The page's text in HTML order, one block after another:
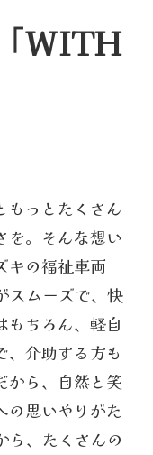
WITH
っとたくさん
を。そんな想い
キの福祉車両
スムーズで、快
もちろん、軽自
、介助する方も
から、自然と笑
の思いやりがた
、たくさんの